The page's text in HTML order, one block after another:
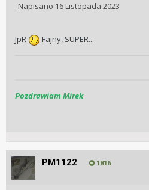
Napisano 16 Listopada 2023
JpR Fajny, SUPER...
Pozdrawiam Mirek
PM1122 1816